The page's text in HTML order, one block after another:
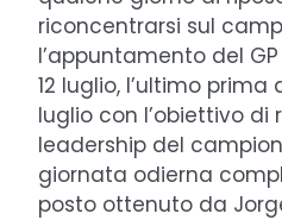
riconcentrarsi sul
l’appuntamento del
12 luglio, l’ultimo
luglio con l’obiettivo di
leadership del
giornata odierna
posto ottenuto da